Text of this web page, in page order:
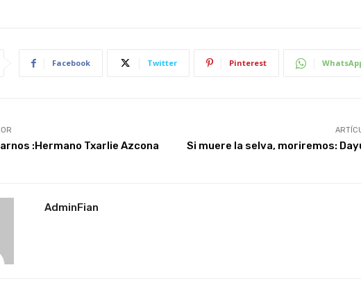
Facebook Twitter Pinterest
:Hermano Txarlie Azcona Si muere la selva, moriremos:
AdminFian